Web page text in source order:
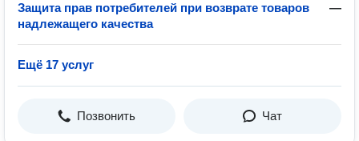
Защита прав потребителей при возврате товаров
надлежащего качества
—
Ещё 17 услуг
Позвонить Чат